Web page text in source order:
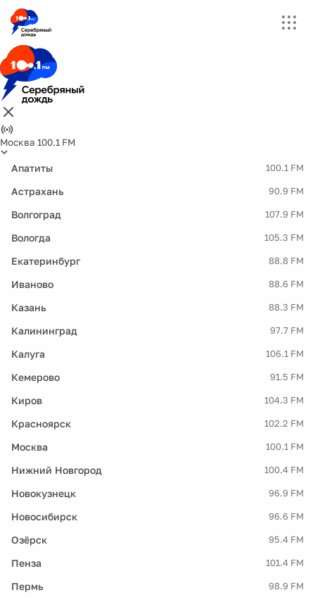
Москва 100.1 FM
Апатиты 100.1 FM
Астрахань 90.9 FM
Волгоград 107.9 FM
Вологда 105.3 FM
Екатеринбург 88.8 FM
Иваново 88.6 FM
Казань 88.3 FM
Калининград 97.7 FM
Калуга 106.1 FM
Кемерово 91.5 FM
Киров 104.3 FM
Красноярск 102.2 FM
Москва 100.1 FM
Нижний Новгород 100.4 FM
Новокузнецк 96.9 FM
Новосибирск 96.6 FM
Озёрск 95.4 FM
Пенза 101.4 FM
Пермь 98.9 FM